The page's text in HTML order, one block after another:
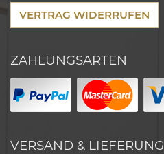
VERTRAG WIDERRUFEN
ZAHLUNGSARTEN
VERSAND & LIEFERUNG